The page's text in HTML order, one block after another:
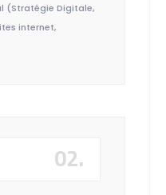
(Stratégie Digitale,
internet,
02.